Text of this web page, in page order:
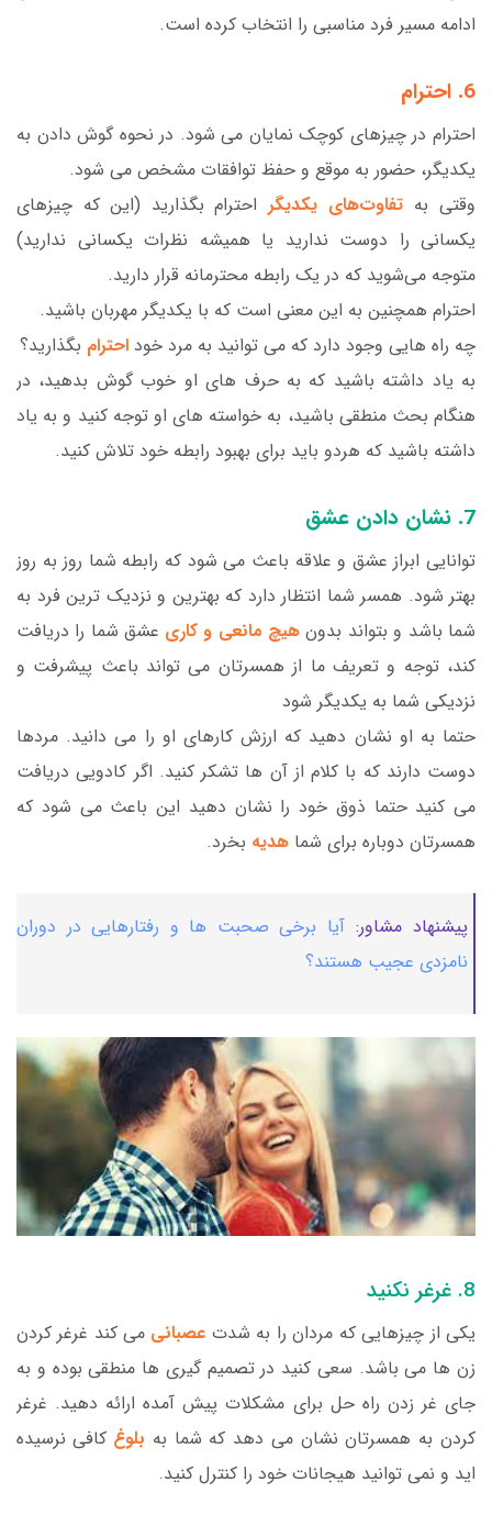
ادامه مسیر فرد مناسبی را انتخاب کرده است.
6. احترام
احترام در چیزهای کوچک نمایان می شود. در نحوه گوش دادن به
یکدیگر، حضور به موقع و حفظ توافقات مشخص می شود.
وقتی به تفاوت‌های یکدیگر احترام بگذارید (این که چیزهای
یکسانی را دوست ندارید یا همیشه نظرات یکسانی ندارید)
متوجه می‌شوید که در یک رابطه محترمانه قرار دارید.
احترام همچنین به این معنی است که با یکدیگر مهربان باشید.
چه راه هایی وجود دارد که می توانید به مرد خود احترام بگذارید؟
به یاد داشته باشید که به حرف های او خوب گوش بدهید، در
هنگام بحث منطقی باشید، به خواسته های او توجه کنید و به یاد
داشته باشید که هردو باید برای بهبود رابطه خود تلاش کنید.
7. نشان دادن عشق
توانایی ابراز عشق و علاقه باعث می شود که رابطه شما روز به روز
بهتر شود. همسر شما انتظار دارد که بهترین و نزدیک ترین فرد به
شما باشد و بتواند بدون هیچ مانعی و کاری عشق شما را دریافت
کند، توجه و تعریف ما از همسرتان می تواند باعث پیشرفت و
نزدیکی شما به یکدیگر شود
حتما به او نشان دهید که ارزش کارهای او را می دانید. مردها
دوست دارند که با کلام از آن ها تشکر کنید. اگر کادویی دریافت
می کنید حتما ذوق خود را نشان دهید این باعث می شود که
همسرتان دوباره برای شما هدیه بخرد.
پیشنهاد مشاور: آیا برخی صحبت ها و رفتارهایی در دوران
نامزدی عجیب هستند؟
8. غرغر نکنید
یکی از چیزهایی که مردان را به شدت عصبانی می کند غرغر کردن
زن ها می باشد. سعی کنید در تصمیم گیری ها منطقی بوده و به
جای غر زدن راه حل برای مشکلات پیش آمده ارائه دهید. غرغر
کردن به همسرتان نشان می دهد که شما به بلوغ کافی نرسیده
اید و نمی توانید هیجانات خود را کنترل کنید.